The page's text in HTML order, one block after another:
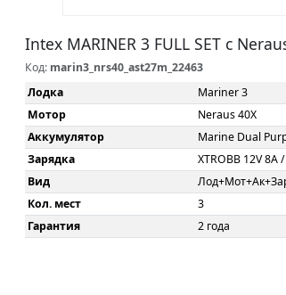
Intex MARINER 3 FULL SET c
Код: marin3_nrs40_ast27m_22463
Лодка
Mariner 3
Мотор
Neraus 40X
Аккумулятор
Marine Dual
Зарядка
XTROBB 12V 8A
Вид
Кол. мест
3
Гарантия
2 года